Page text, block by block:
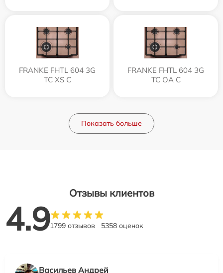
FRANKE FHTL 604 3G
TC XS C
FRANKE FHTL 604 3G
TC OA C
Показать больше
Отзывы клиентов
4.91799 отзывов 5358 оценок
Васильев Андрей